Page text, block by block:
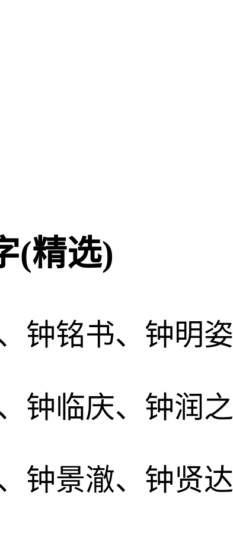
(精选)
钟铭书、钟明姿
钟临庆、钟润之
钟景澈、钟贤达